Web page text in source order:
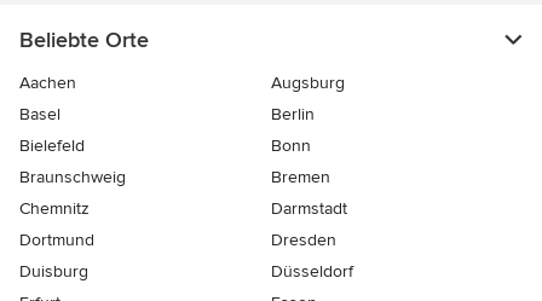
Beliebte Orte
Aachen
Augsburg
Basel
Berlin
Bielefeld
Bonn
Braunschweig
Bremen
Chemnitz
Darmstadt
Dortmund
Dresden
Duisburg
Düsseldorf